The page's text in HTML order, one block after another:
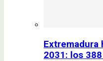
Extremadura
2031: los